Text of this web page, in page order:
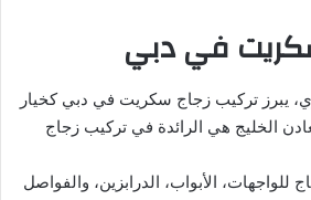
في دبي
يبرز تركيب زجاج سكريت في دبي كخيار
الخليج هي الرائدة في تركيب زجاج
الأبواب، الدرابزين، والفواصل